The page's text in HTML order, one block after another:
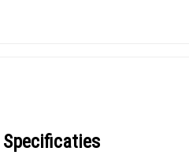
Specificaties